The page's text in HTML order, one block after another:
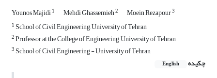
Younos Majidi1 Mehdi Ghassemieh2 Moein Rezapour3
1 School of Civil Engineering, University of Tehran
2Professor at the College of Engineering, University of Tehran
3 School of Civil Engineering - University of Tehran
چکیده
English